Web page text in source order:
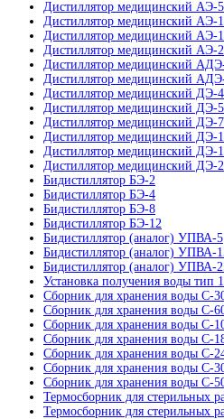
Дистиллятор медицинский АЭ-5
Дистиллятор медицинский АЭ-
Дистиллятор медицинский АЭ-
Дистиллятор медицинский АЭ-
Дистиллятор медицинский
Дистиллятор медицинский
Дистиллятор медицинский ДЭ-
Дистиллятор медицинский ДЭ-
Дистиллятор медицинский ДЭ-
Дистиллятор медицинский ДЭ-
Дистиллятор медицинский ДЭ-
Дистиллятор медицинский ДЭ-
Бидистиллятор БЭ-2
Бидистиллятор БЭ-4
Бидистиллятор БЭ-8
Бидистиллятор БЭ-12
Бидистиллятор (аналог) УПВА-5
Бидистиллятор (аналог) УПВА-
Бидистиллятор (аналог) УПВА-
Установка получения воды
Сборник для хранения воды С-
Сборник для хранения воды С-
Сборник для хранения воды С-
Сборник для хранения воды С-
Сборник для хранения воды С-
Сборник для хранения воды С-
Сборник для хранения воды С-
Термосборник для стерильных
Термосборник для стерильных